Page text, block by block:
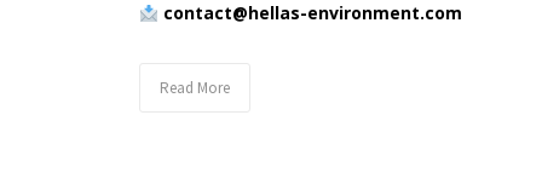
contact@hellas-environment.com
Read More